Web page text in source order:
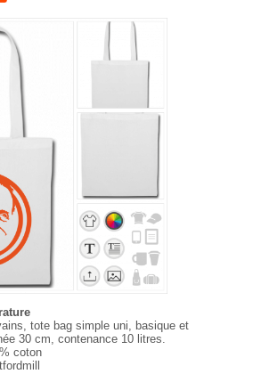
tote bag simple uni, basique et
30 cm, contenance 10 litres.
coton